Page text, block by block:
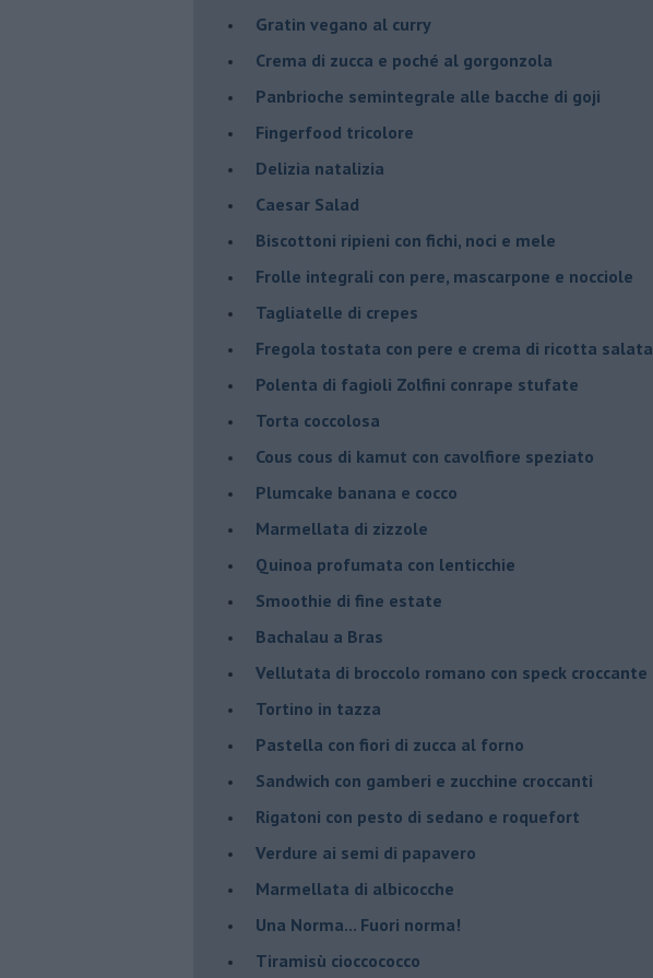
Gratin vegano al curry
Crema di zucca e poché al gorgonzola
Panbrioche semintegrale alle bacche di goji
Fingerfood tricolore
Delizia natalizia
Caesar Salad
Biscottoni ripieni con fichi, noci e mele
Frolle integrali con pere, mascarpone e nocciole
Tagliatelle di crepes
Fregola tostata con pere e crema di ricotta salata
Polenta di fagioli Zolfini conrape stufate
Torta coccolosa
Cous cous di kamut con cavolfiore speziato
Plumcake banana e cocco
Marmellata di zizzole
Quinoa profumata con lenticchie
Smoothie di fine estate
Bachalau a Bras
Vellutata di broccolo romano con speck croccante
Tortino in tazza
Pastella con fiori di zucca al forno
Sandwich con gamberi e zucchine croccanti
Rigatoni con pesto di sedano e roquefort
Verdure ai semi di papavero
Marmellata di albicocche
Una Norma... Fuori norma!
Tiramisù cioccococco